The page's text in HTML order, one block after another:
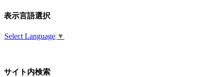
表示言語選択
Select Language ▼
サイト内検索